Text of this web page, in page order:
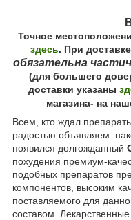
Точное
здесь. При
обязательна
(для большего
доставки указаны
магазина- на
Всем, кто ждал
радостью объявляем:
появился долгожданный
похудения премиум-
подобных препаратов
компонентов, высоким
поставляемого для
составом.